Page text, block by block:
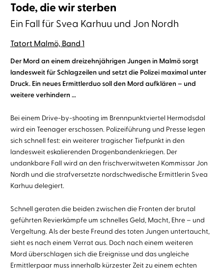
Tode, die wir sterben
Ein Fall für Svea Karhuu und Jon Nordh
Tatort Malmö, Band 1
Der Mord an einem dreizehnjährigen Jungen in Malmö sorgt
landesweit für Schlagzeilen und setzt die Polizei maximal unter
Druck. Ein neues Ermittlerduo soll den Mord aufklären – und
weitere verhindern …
Bei einem Drive-by-shooting im Brennpunktviertel Hermodsdal
wird ein Teenager erschossen. Polizeiführung und Presse legen
sich schnell fest: ein weiterer tragischer Tiefpunkt in den
landesweit eskalierenden Drogenbandenkriegen. Der
undankbare Fall wird an den frischverwitweten Kommissar Jon
Nordh und die strafversetzte nordschwedische Ermittlerin Svea
Karhuu delegiert.
Schnell geraten die beiden zwischen die Fronten der brutal
geführten Revierkämpfe um schnelles Geld, Macht, Ehre – und
Vergeltung. Als der beste Freund des toten Jungen untertaucht,
sieht es nach einem Verrat aus. Doch nach einem weiteren
Mord überschlagen sich die Ereignisse und das ungleiche
Ermittlerpaar muss innerhalb kürzester Zeit zu einem echten